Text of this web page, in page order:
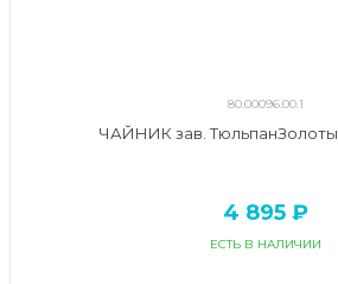
80.00096.00.1
ЧАЙНИК зав.
4 895 ₽
ЕСТЬ В НАЛИЧИИ